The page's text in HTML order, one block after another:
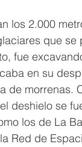
los 2.000
que
fue
en su
de morrenas.
deshielo se
los de La
Red de